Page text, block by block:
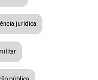
jurídica